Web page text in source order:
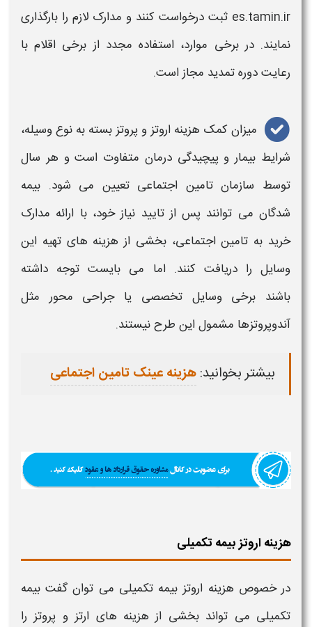
es.tamin.ir ثبت درخواست کنند و مدارک لازم را بارگذاری
نمایند. در برخی موارد، استفاده مجدد از برخی اقلام با
رعایت دوره تمدید مجاز است.
میزان کمک هزینه اروتز و پروتزبسته به نوع وسیله،
شرایط بیمار و پیچیدگی درمان متفاوت است و هر سال
توسط سازمانتامین اجتماعی تعیین می‌ شود. بیمه‌
شدگان می‌ توانند پس از تایید نیاز خود، با ارائه مدارک
خرید به تامین اجتماعی، بخشی از هزینه‌ های تهیه این
وسایل را دریافت کنند. اما می بایست توجه داشته
باشند برخی وسایل تخصصی یا جراحی‌ محور مثل
آندوپروتزها مشمول این طرح نیستند.
بیشتر بخوانید:هزینه عینک تامین اجتماعی
هزینه اروتز بیمه تکمیلی
در خصوص هزینه اروتز بیمه تکمیلی می توان گفت بیمه
تکمیلی می‌ تواند بخشی از هزینه‌ های ارتزو پروتز را